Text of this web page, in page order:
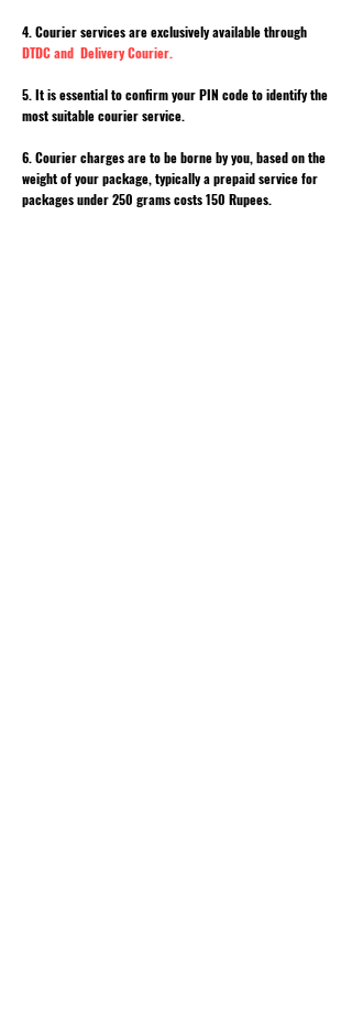
4. Courier services are exclusively available through
DTDC and Delivery Courier.
5. It is essential to confirm your PIN code to identify the
most suitable courier service.
6. Courier charges are to be borne by you, based on the
weight of your package, typically a prepaid service for
packages under 250 grams costs 150 Rupees.